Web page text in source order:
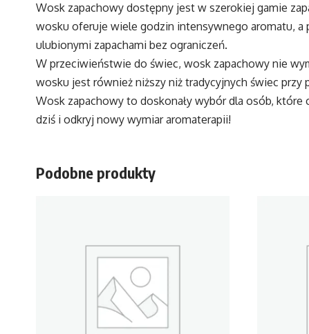
Wosk zapachowy dostępny jest w szerokiej gamie
wosku oferuje wiele godzin intensywnego aromatu, a
ulubionymi zapachami bez ograniczeń.
W przeciwieństwie do świec, wosk zapachowy nie
wosku jest również niższy niż tradycyjnych świec
Wosk zapachowy to doskonały wybór dla osób,
dziś i odkryj nowy wymiar aromaterapii!
Podobne produkty